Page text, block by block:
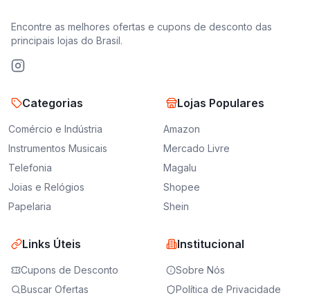
Encontre as melhores ofertas e cupons de desconto das
principais lojas do Brasil.
Categorias
Comércio e Indústria
Instrumentos Musicais
Telefonia
Joias e Relógios
Papelaria
Lojas Populares
Amazon
Mercado Livre
Magalu
Shopee
Shein
Links Úteis
Cupons de Desconto
Buscar Ofertas
Institucional
Sobre Nós
Política de Privacidade